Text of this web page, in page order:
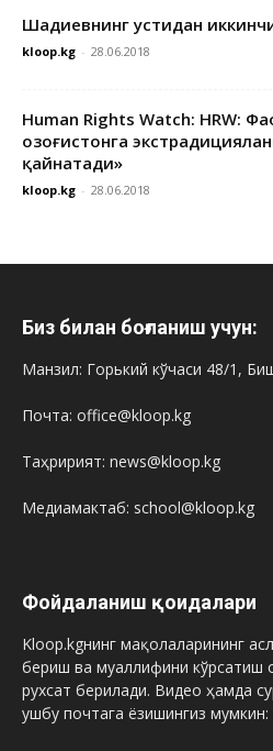
Шадиевнинг устидан
kloop.kg - 28.06.2018
Human Rights Watch: HRW:
Қозоғистонга
қайнатади»
kloop.kg - 28.06.2018
Биз билан боғланиш учун:
Манзил: Горький кўчаси 48/1,
Почта: office@kloop.kg
Таҳририят: news@kloop.kg
Медиамактаб: school@kloop.kg
Фойдаланиш қоидалари
Kloop.kgнинг мақолаларининг
бериш ва муаллифини кўрсатиш
рухсат берилади. Видео ҳамда
ушбу почтага ёзишингиз